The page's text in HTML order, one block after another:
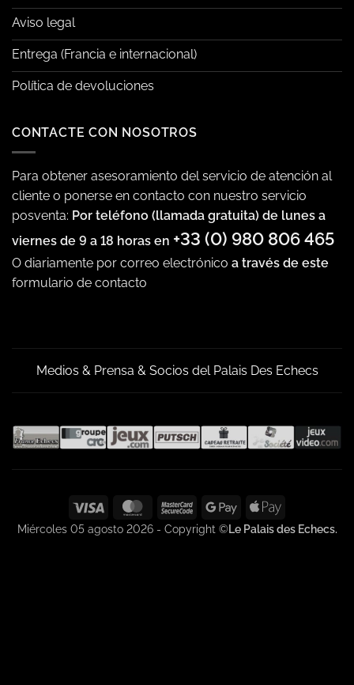
Aviso legal
Entrega (Francia e internacional)
Política de devoluciones
CONTACTE CON NOSOTROS
Para obtener asesoramiento del servicio de atención al
cliente o ponerse en contacto con nuestro servicio
posventa: Por teléfono (llamada gratuita) de lunes a
viernes de 9 a 18 horas en +33 (0) 980 806 465
O diariamente por correo electrónico a través de este
formulario de contacto
Medios & Prensa & Socios del Palais Des Echecs
Visa MasterCardMasterCard
2
Google
Pay
Apple
Pay
Miércoles 05 agosto 2026 - Copyright ©Le Palais des Echecs.